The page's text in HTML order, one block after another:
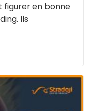
figurer en bonne
Ils